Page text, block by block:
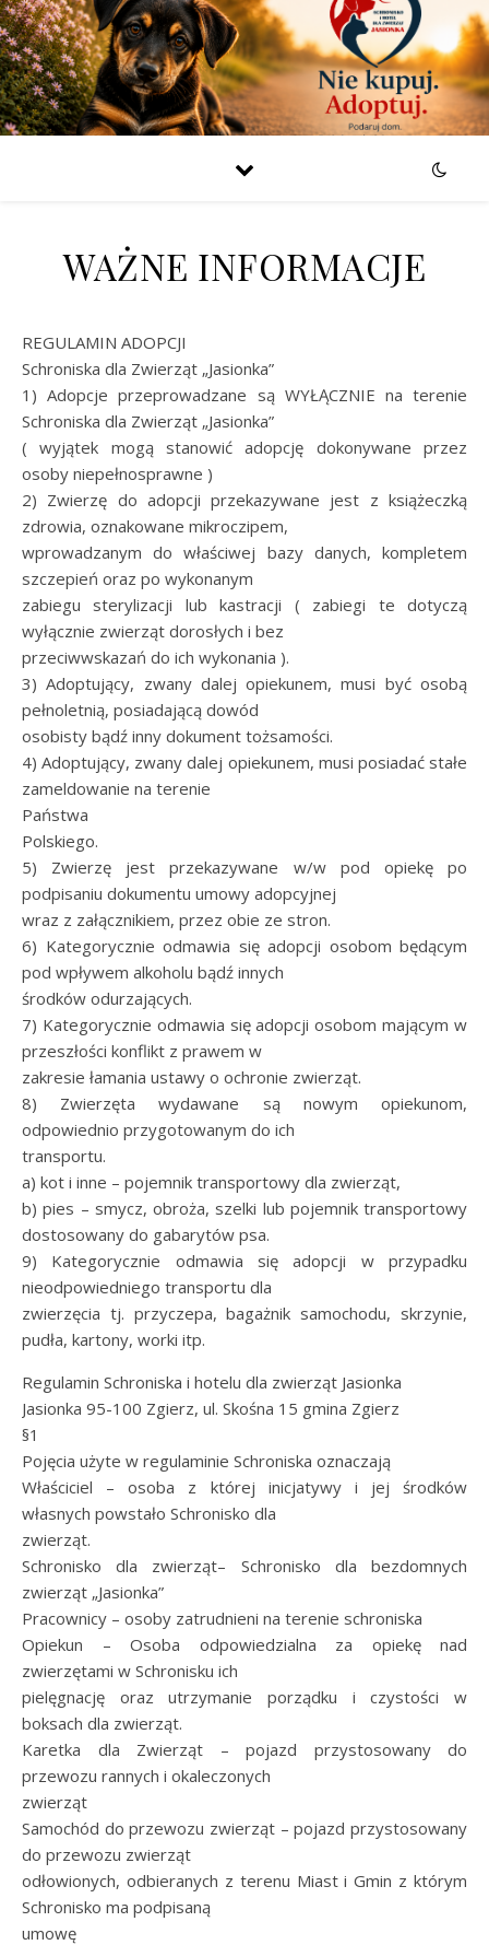
WAŻNE INFORMACJE
REGULAMIN ADOPCJI
Schroniska dla Zwierząt „Jasionka”
1) Adopcje przeprowadzane są WYŁĄCZNIE na terenie
Schroniska dla Zwierząt „Jasionka”
( wyjątek mogą stanowić adopcję dokonywane przez
osoby niepełnosprawne )
2) Zwierzę do adopcji przekazywane jest z książeczką
zdrowia, oznakowane mikroczipem,
wprowadzanym do właściwej bazy danych, kompletem
szczepień oraz po wykonanym
zabiegu sterylizacji lub kastracji ( zabiegi te dotyczą
wyłącznie zwierząt dorosłych i bez
przeciwwskazań do ich wykonania ).
3) Adoptujący, zwany dalej opiekunem, musi być osobą
pełnoletnią, posiadającą dowód
osobisty bądź inny dokument tożsamości.
4) Adoptujący, zwany dalej opiekunem, musi posiadać stałe
zameldowanie na terenie
Państwa
Polskiego.
5) Zwierzę jest przekazywane w/w pod opiekę po
podpisaniu dokumentu umowy adopcyjnej
wraz z załącznikiem, przez obie ze stron.
6) Kategorycznie odmawia się adopcji osobom będącym
pod wpływem alkoholu bądź innych
środków odurzających.
7) Kategorycznie odmawia się adopcji osobom mającym w
przeszłości konflikt z prawem w
zakresie łamania ustawy o ochronie zwierząt.
8) Zwierzęta wydawane są nowym opiekunom,
odpowiednio przygotowanym do ich
transportu.
a) kot i inne – pojemnik transportowy dla zwierząt,
b) pies – smycz, obroża, szelki lub pojemnik transportowy
dostosowany do gabarytów psa.
9) Kategorycznie odmawia się adopcji w przypadku
nieodpowiedniego transportu dla
zwierzęcia tj. przyczepa, bagażnik samochodu, skrzynie,
pudła, kartony, worki itp.
Regulamin Schroniska i hotelu dla zwierząt Jasionka
Jasionka 95-100 Zgierz, ul. Skośna 15 gmina Zgierz
§1
Pojęcia użyte w regulaminie Schroniska oznaczają
Właściciel – osoba z której inicjatywy i jej środków
własnych powstało Schronisko dla
zwierząt.
Schronisko dla zwierząt– Schronisko dla bezdomnych
zwierząt „Jasionka”
Pracownicy – osoby zatrudnieni na terenie schroniska
Opiekun – Osoba odpowiedzialna za opiekę nad
zwierzętami w Schronisku ich
pielęgnację oraz utrzymanie porządku i czystości w
boksach dla zwierząt.
Karetka dla Zwierząt – pojazd przystosowany do
przewozu rannych i okaleczonych
zwierząt
Samochód do przewozu zwierząt – pojazd przystosowany
do przewozu zwierząt
odłowionych, odbieranych z terenu Miast i Gmin z którym
Schronisko ma podpisaną
umowę